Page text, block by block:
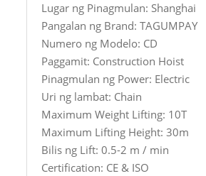
Lugar ng Pinagmulan: Shanghai
Pangalan ng Brand: TAGUMPAY
Numero ng Modelo: CD
Paggamit: Construction Hoist
Pinagmulan ng Power: Electric
Uri ng lambat: Chain
Maximum Weight Lifting: 10T
Maximum Lifting Height: 30m
Bilis ng Lift: 0.5-2 m / min
Certification: CE & ISO